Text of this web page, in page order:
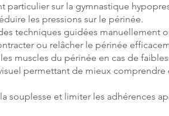
particulier sur la gymnastique
les pressions sur le périnée.
techniques guidées manuellement
ou relâcher le périnée
muscles du périnée en cas de
permettant de mieux comprendre
souplesse et limiter les adhérences